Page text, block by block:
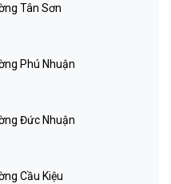
Tân Sơn
Phú Nhuận
Đức Nhuận
Cầu Kiệu